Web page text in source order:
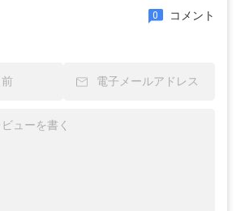
0 コメント